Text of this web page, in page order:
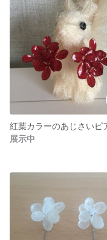
紅葉カラーのあじさいピ
展示中